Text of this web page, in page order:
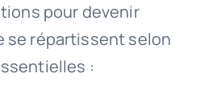
pour devenir
se répartissent selon
: